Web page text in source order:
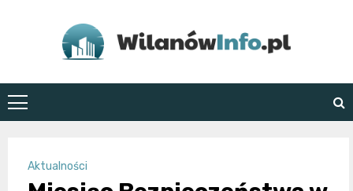
WilanówInfo.pl
Aktualności